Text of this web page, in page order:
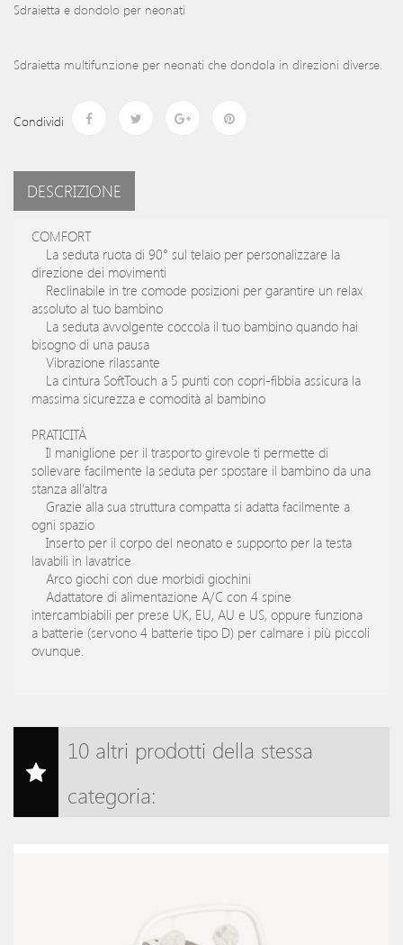
Sdraietta e dondolo per neonati
Sdraietta multifunzione per neonati che dondola in direzioni diverse.
Condividi
DESCRIZIONE
COMFORT
La seduta ruota di 90° sul telaio per personalizzare la
direzione dei movimenti
Reclinabile in tre comode posizioni per garantire un relax
assoluto al tuo bambino
La seduta avvolgente coccola il tuo bambino quando hai
bisogno di una pausa
Vibrazione rilassante
La cintura SoftTouch a 5 punti con copri-fibbia assicura la
massima sicurezza e comodità al bambino
PRATICITÀ
Il maniglione per il trasporto girevole ti permette di
sollevare facilmente la seduta per spostare il bambino da una
stanza all’altra
Grazie alla sua struttura compatta si adatta facilmente a
ogni spazio
Inserto per il corpo del neonato e supporto per la testa
lavabili in lavatrice
Arco giochi con due morbidi giochini
Adattatore di alimentazione A/C con 4 spine
intercambiabili per prese UK, EU, AU e US, oppure funziona
a batterie (servono 4 batterie tipo D) per calmare i più piccoli
ovunque.
10 altri prodotti della stessa
categoria: